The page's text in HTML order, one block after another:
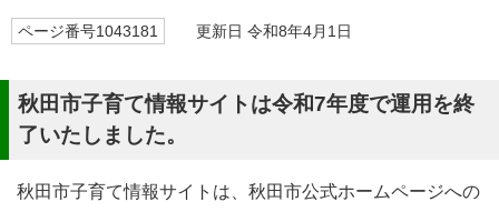
ページ番号1043181 更新日 令和8年4月1日
秋田市子育て情報サイトは令和7年度で運用を終
了いたしました。
秋田市子育て情報サイトは、秋田市公式ホームページへの